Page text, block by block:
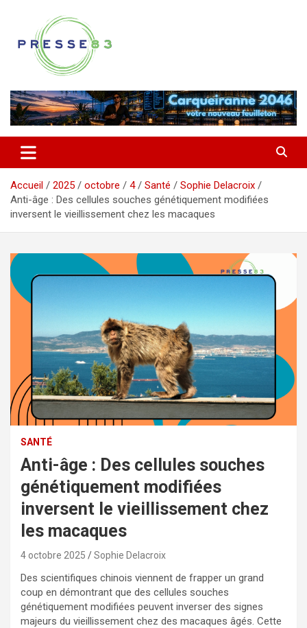
contenu
Presse 83
Accueil 2025 octobre 4 Santé
Sophie Delacroix
Anti-âge : Des cellules souches génétiquement modifiées
inversent le vieillissement chez les macaques
SANTÉ
Anti-âge : Des cellules souches
génétiquement modifiées
inversent le vieillissement chez
les macaques
4 octobre 2025 Sophie Delacroix
Des scientifiques chinois viennent de frapper un grand
coup en démontrant que des cellules souches
génétiquement modifiées peuvent inverser des signes
majeurs du vieillissement chez des macaques âgés. Cette